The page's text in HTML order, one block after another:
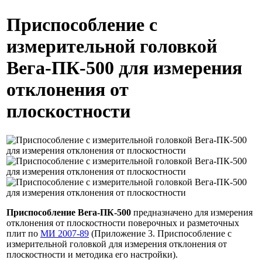
Приспособление с
измерительной головкой
Вега-ПК-500 для измерения
отклонения от
плоскостности
Приспособление Вега-ПК-500 предназначено для измерения
отклонения от плоскостности поверочных и разметочных
плит по МИ 2007-89 (Приложение 3. Приспособление с
измерительной головкой для измерения отклонения от
плоскостности и методика его настройки).